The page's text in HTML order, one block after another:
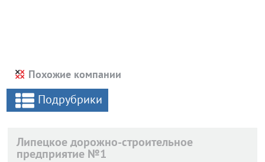
Похожие компании
Подрубрики
Липецкое дорожно-строительное
предприятие №1